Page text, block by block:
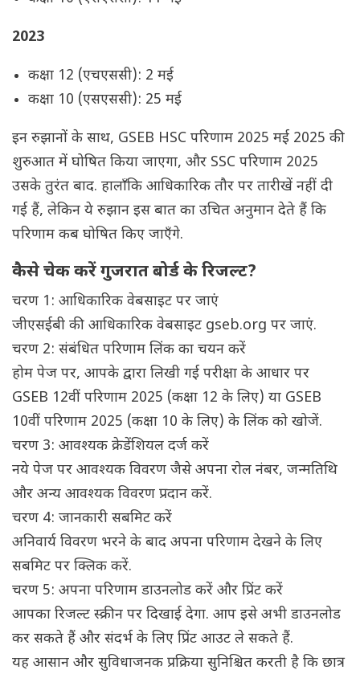
2023
कक्षा 12 (एचएससी): 2 मई
कक्षा 10 (एसएससी): 25 मई
इन रुझानों के साथ, GSEB HSC परिणाम 2025 मई 2025 की
शुरुआत में घोषित किया जाएगा, और SSC परिणाम 2025
उसके तुरंत बाद. हालाँकि आधिकारिक तौर पर तारीखें नहीं दी
गई हैं, लेकिन ये रुझान इस बात का उचित अनुमान देते हैं कि
परिणाम कब घोषित किए जाएँगे.
कैसे चेक करें गुजरात बोर्ड के रिजल्ट?
चरण 1: आधिकारिक वेबसाइट पर जाएं
जीएसईबी की आधिकारिक वेबसाइट gseb.org पर जाएं.
चरण 2: संबंधित परिणाम लिंक का चयन करें
होम पेज पर, आपके द्वारा लिखी गई परीक्षा के आधार पर
GSEB 12वीं परिणाम 2025 (कक्षा 12 के लिए) या GSEB
10वीं परिणाम 2025 (कक्षा 10 के लिए) के लिंक को खोजें.
चरण 3: आवश्यक क्रेडेंशियल दर्ज करें
नये पेज पर आवश्यक विवरण जैसे अपना रोल नंबर, जन्मतिथि
और अन्य आवश्यक विवरण प्रदान करें.
चरण 4: जानकारी सबमिट करें
अनिवार्य विवरण भरने के बाद अपना परिणाम देखने के लिए
सबमिट पर क्लिक करें.
चरण 5: अपना परिणाम डाउनलोड करें और प्रिंट करें
आपका रिजल्ट स्क्रीन पर दिखाई देगा. आप इसे अभी डाउनलोड
कर सकते हैं और संदर्भ के लिए प्रिंट आउट ले सकते हैं.
यह आसान और सुविधाजनक प्रक्रिया सुनिश्चित करती है कि छात्र